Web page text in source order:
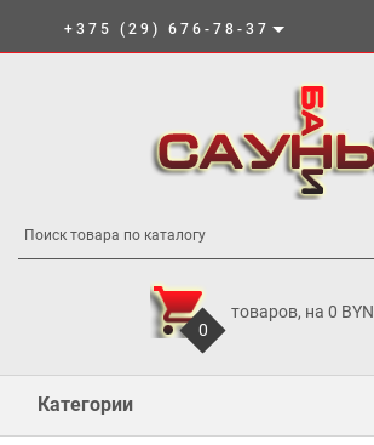
+375 (29) 676-78-37
0
товаров, на 0 BYN
Категории